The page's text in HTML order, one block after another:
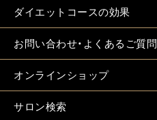
ダイエットコースの効果
お問い合わせ・よくあるご質問
オンラインショップ
サロン検索